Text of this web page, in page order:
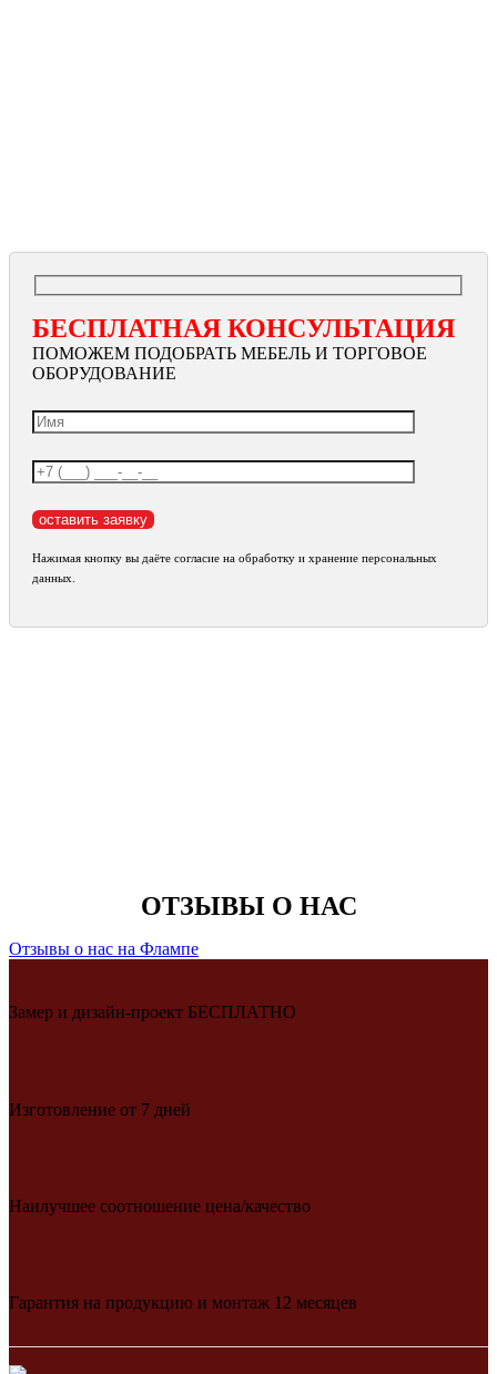
БЕСПЛАТНАЯ КОНСУЛЬТАЦИЯ
ПОМОЖЕМ ПОДОБРАТЬ МЕБЕЛЬ И ТОРГОВОЕ
ОБОРУДОВАНИЕ
Нажимая кнопку вы даёте согласие на обработку и хранение персональных
данных.
ОТЗЫВЫ О НАС
Отзывы о нас на Флампе
Замер и дизайн-проект БЕСПЛАТНО
Изготовление от 7 дней
Наилучшее соотношение цена/качество
Гарантия на продукцию и монтаж 12 месяцев